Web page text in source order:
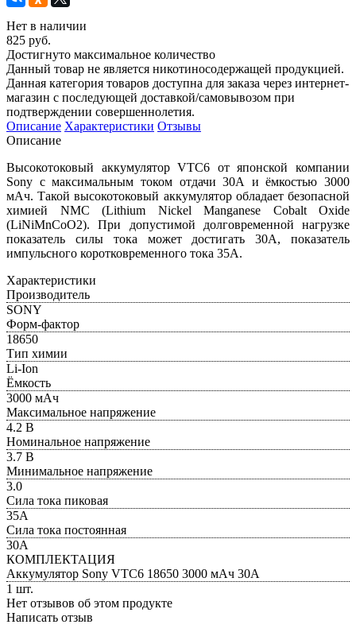
Нет в наличии
825 руб.
Достигнуто максимальное количество
Данный товар не является никотиносодержащей продукцией.
Данная категория товаров доступна для заказа через интернет-
магазин с последующей доставкой/самовывозом при
подтверждении совершеннолетия.
Описание Характеристики Отзывы
Описание
Высокотоковый аккумулятор VTC6 от японской компании
Sony с максимальным током отдачи 30А и ёмкостью 3000
мАч. Такой высокотоковый аккумулятор обладает безопасной
химией NMC (Lithium Nickel Manganese Cobalt Oxide
(LiNiMnCoO2). При допустимой долговременной нагрузке
показатель силы тока может достигать 30А, показатель
импульсного коротковременного тока 35А.
Характеристики
Производитель
SONY
Форм-фактор
18650
Тип химии
Li-Ion
Ёмкость
3000 мАч
Максимальное напряжение
4.2 В
Номинальное напряжение
3.7 В
Минимальное напряжение
3.0
Сила тока пиковая
35А
Сила тока постоянная
30A
КОМПЛЕКТАЦИЯ
Аккумулятор Sony VTC6 18650 3000 мАч 30A
1 шт.
Нет отзывов об этом продукте
Написать отзыв